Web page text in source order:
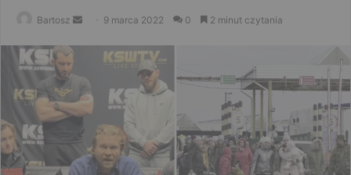
Bartosz
Send 9 marca 2022 0 2 minut czytania